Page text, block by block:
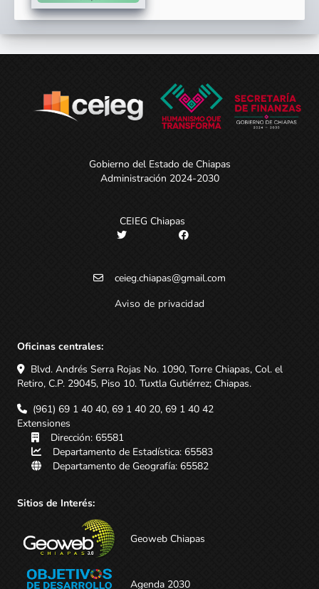
Gobierno del Estado de Chiapas
Administración 2024-2030
CEIEG Chiapas
ceieg.chiapas@gmail.com
Aviso de privacidad
Oficinas centrales:
Blvd. Andrés Serra Rojas No. 1090, Torre Chiapas, Col. el
Retiro, C.P. 29045, Piso 10. Tuxtla Gutiérrez; Chiapas.
(961) 69 1 40 40, 69 1 40 20, 69 1 40 42
Extensiones
Dirección: 65581
Departamento de Estadística: 65583
Departamento de Geografía: 65582
Sitios de Interés:
Geoweb Chiapas
Agenda 2030